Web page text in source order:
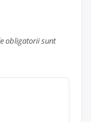
obligatorii sunt